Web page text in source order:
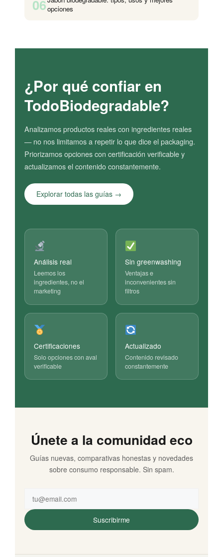
06opciones
¿Por qué confiar en
TodoBiodegradable?
Analizamos productos reales con ingredientes reales
— no nos limitamos a repetir lo que dice el packaging.
Priorizamos opciones con certificación verificable y
actualizamos el contenido constantemente.
Explorar todas las guías →
Análisis real
Leemos los
ingredientes, no el
marketing
Sin greenwashing
Ventajas e
inconvenientes sin
filtros
Certificaciones
Solo opciones con aval
verificable
Actualizado
Contenido revisado
constantemente
Únete a la comunidad eco
Guías nuevas, comparativas honestas y novedades
sobre consumo responsable. Sin spam.
Suscribirme